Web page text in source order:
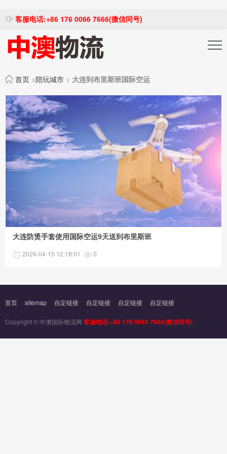
客服电话:+86 176 0066 7666(微信同号)
首页 >陪玩城市 > 大连到布里斯班国际空运
大连防烫手套使用国际空运9天送到布里斯班
2026-04-15 12:18:01 0
首页 sitemap 自定链接 自定链接 自定链接 自定链接
Copyright © 中澳国际物流网 客服电话:+86 176 0066 7666(微信同号)